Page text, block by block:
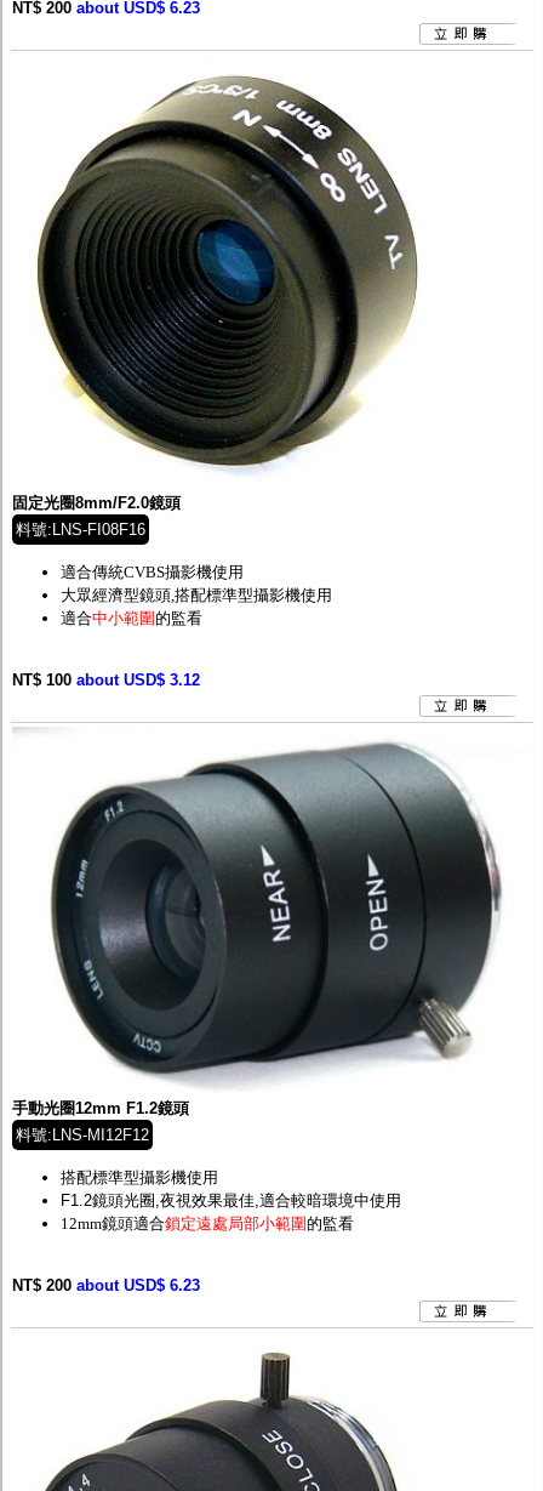
NT$ 200 about USD$ 6.23
固定光圈8mm/F2.0鏡頭
料號:LNS-FI08F16
適合傳統CVBS攝影機使用
大眾經濟型鏡頭,搭配標準型攝影機使用
適合中小範圍的監看
NT$ 100 about USD$ 3.12
手動光圈12mm F1.2鏡頭
料號:LNS-MI12F12
搭配標準型攝影機使用
F1.2鏡頭光圈,夜視效果最佳,適合較暗環境中使用
12mm鏡頭適合鎖定遠處局部小範圍的監看
NT$ 200 about USD$ 6.23